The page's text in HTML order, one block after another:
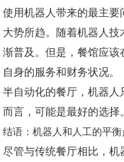
使用机器人带来的最主
大势所趋。随着机器人
渐普及。但是，餐馆应
自身的服务和财务状况。
半自动化的餐厅，机器
而言，可能是最好的选择。
结语：机器人和人工的平
尽管与传统餐厅相比，